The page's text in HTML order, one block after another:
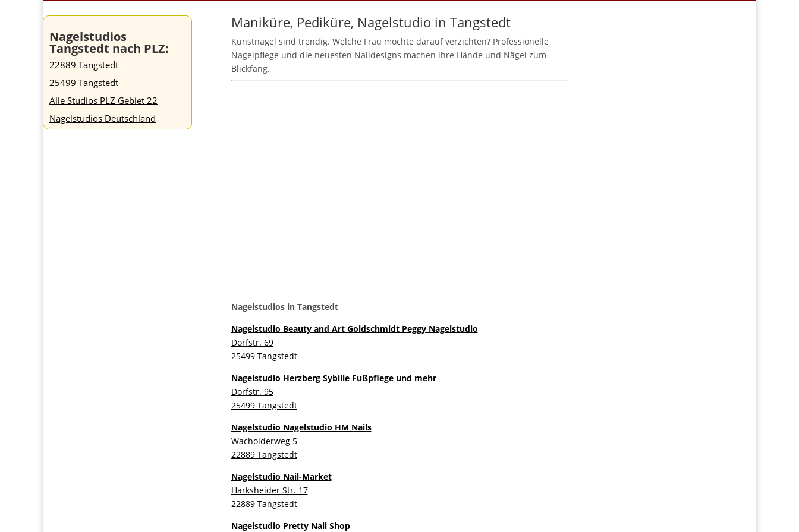
Nagelstudios
Tangstedt nach PLZ:
22889 Tangstedt
25499 Tangstedt
Alle Studios PLZ Gebiet 22
Nagelstudios Deutschland
Maniküre, Pediküre, Nagelstudio in Tangstedt
Kunstnägel sind trendig. Welche Frau möchte darauf verzichten? Professionelle
Nagelpflege und die neuesten Naildesigns machen ihre Hände und Nägel zum
Blickfang.
Nagelstudios in Tangstedt
Nagelstudio Beauty and Art Goldschmidt Peggy Nagelstudio
Dorfstr. 69
25499 Tangstedt
Nagelstudio Herzberg Sybille Fußpflege und mehr
Dorfstr. 95
25499 Tangstedt
Nagelstudio Nagelstudio HM Nails
Wacholderweg 5
22889 Tangstedt
Nagelstudio Nail-Market
Harksheider Str. 17
22889 Tangstedt
Nagelstudio Pretty Nail Shop